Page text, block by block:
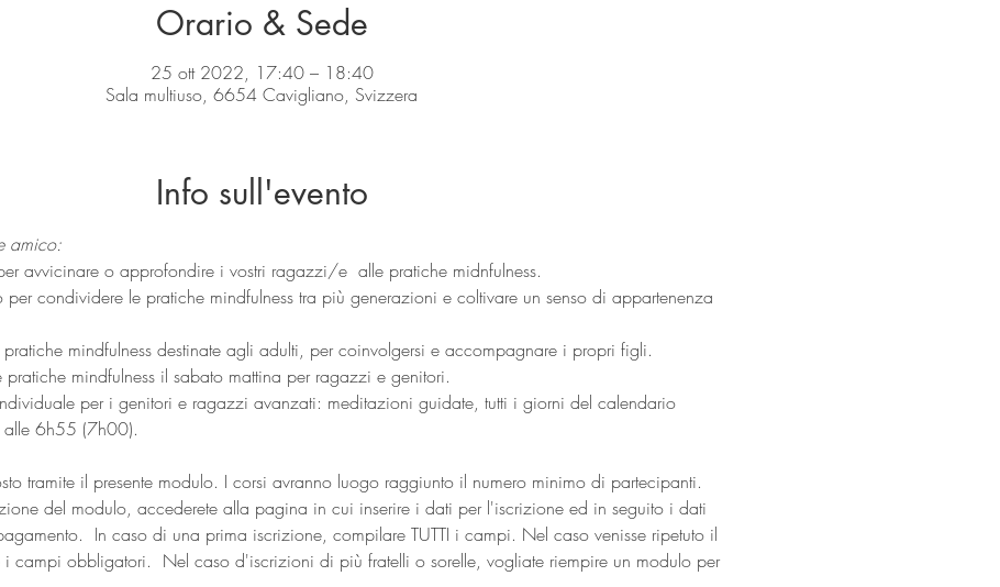
Orario & Sede
25 ott 2022, 17:40 – 18:40
Sala multiuso, 6654 Cavigliano, Svizzera
Info sull'evento
amico:
avvicinare o approfondire i vostri ragazzi/e  alle pratiche midnfulness.
condividere le pratiche mindfulness tra più generazioni e coltivare un senso di appartenenza
mindfulness destinate agli adulti, per coinvolgersi e accompagnare i propri figli.
mindfulness il sabato mattina per ragazzi e genitori.
per i genitori e ragazzi avanzati: meditazioni guidate, tutti i giorni del calendario
6h55 (7h00).
tramite il presente modulo. I corsi avranno luogo raggiunto il numero minimo di partecipanti.
del modulo, accederete alla pagina in cui inserire i dati per l'iscrizione ed in seguito i dati
In caso di una prima iscrizione, compilare TUTTI i campi. Nel caso venisse ripetuto il
i campi obbligatori.  Nel caso d'iscrizioni di più fratelli o sorelle, vogliate riempire un modulo per